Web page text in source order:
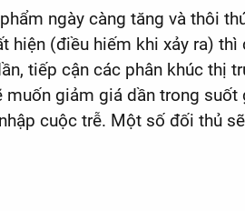
ngày càng tăng và thôi
hiện (điều hiếm khi xảy ra)
tiếp cận các phân khúc thị
giảm giá dần trong
cuộc trễ. Một số đối thủ